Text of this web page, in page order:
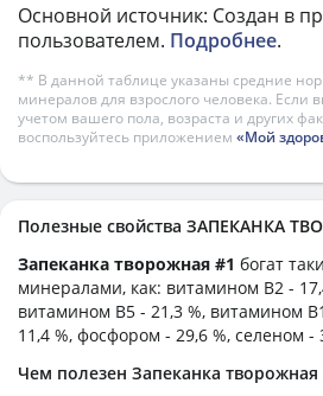
Основной источник: Создан в
пользователем. Подробнее.
** В данной таблице указаны средние
минералов для взрослого человека. Если
учетом вашего пола, возраста и других
воспользуйтесь приложением «Мой
Полезные свойства ЗАПЕКАНКА
Запеканка творожная #1 богат
минералами, как: витамином B2 -
витамином B5 - 21,3 %, витамином
11,4 %, фосфором - 29,6 %, селеном -
Чем полезен Запеканка творожная